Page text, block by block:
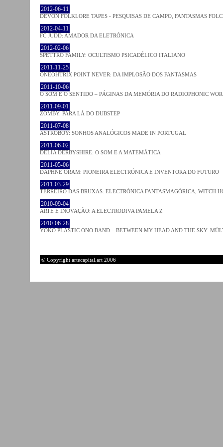
2012-06-11
DEVON FOLKLORE TAPES - PESQUISAS DE CAMPO, FANTASMAS
2012-04-11
FC JUDD: AMADOR DA ELETRÓNICA
2012-02-06
SPETTRO FAMILY: OCULTISMO PSICADÉLICO ITALIANO
2011-11-25
ONEOHTRIX POINT NEVER: DA IMPLOSÃO DOS FANTASMAS
2011-10-06
O SOM E O SENTIDO – PÁGINAS DA MEMÓRIA DO RADIOPHONIC
2011-09-01
ZOMBY. PARA LÁ DO DUBSTEP
2011-07-08
ASTROBOY: SONHOS ANALÓGICOS MADE IN PORTUGAL
2011-06-02
DELIA DERBYSHIRE: O SOM E A MATEMÁTICA
2011-05-06
DAPHNE ORAM: PIONEIRA ELECTRÓNICA E INVENTORA DO FUTURO
2011-03-29
TERREIRO DAS BRUXAS: ELECTRÓNICA FANTASMAGÓRICA, WITCH
2010-09-04
ARTE E INOVAÇÃO: A ELECTRODIVA PAMELA Z
2010-06-28
YOKO PLASTIC ONO BAND – BETWEEN MY HEAD AND THE SKY:
© Copyright artecapital.art 2006